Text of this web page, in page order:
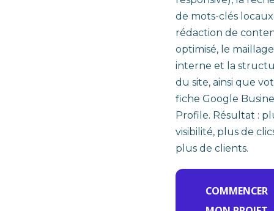
de mots-clés
rédaction de
optimisé, le maillage
interne et la
du site, ainsi que
fiche Google
Profile. Résultat :
visibilité, plus de
plus de clients.
COMMENCER